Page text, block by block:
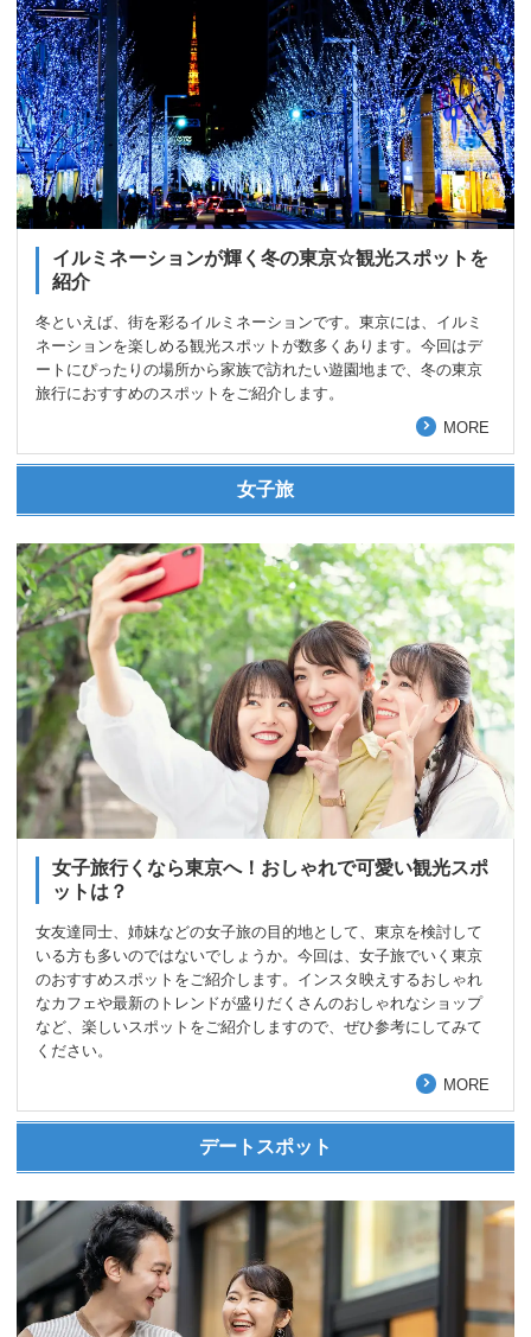
イルミネーションが輝く冬の東京☆観光スポットを
紹介
冬といえば、街を彩るイルミネーションです。東京には、イルミ
ネーションを楽しめる観光スポットが数多くあります。今回はデ
ートにぴったりの場所から家族で訪れたい遊園地まで、冬の東京
旅行におすすめのスポットをご紹介します。
MORE
女子旅
女子旅行くなら東京へ！おしゃれで可愛い観光スポ
ットは？
女友達同士、姉妹などの女子旅の目的地として、東京を検討して
いる方も多いのではないでしょうか。今回は、女子旅でいく東京
のおすすめスポットをご紹介します。インスタ映えするおしゃれ
なカフェや最新のトレンドが盛りだくさんのおしゃれなショップ
など、楽しいスポットをご紹介しますので、ぜひ参考にしてみて
ください。
MORE
デートスポット